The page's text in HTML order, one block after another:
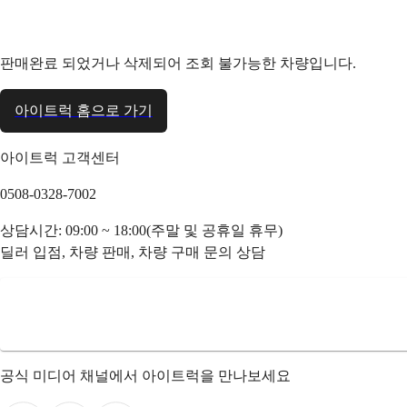
판매완료 되었거나 삭제되어 조회 불가능한 차량입니다.
아이트럭 홈으로 가기
아이트럭 고객센터
0508-0328-7002
상담시간: 09:00 ~ 18:00(주말 및 공휴일 휴무)
딜러 입점, 차량 판매, 차량 구매 문의 상담
공식 미디어 채널에서 아이트럭을 만나보세요